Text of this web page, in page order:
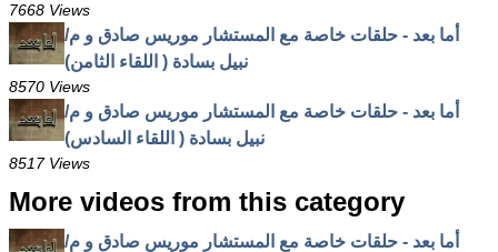
7668 Views
أما بعد - حلقات خاصة مع المستشار موريس صادق و م/
نبيل بسادة ( اللقاء الثامن)
8570 Views
أما بعد - حلقات خاصة مع المستشار موريس صادق و م/
نبيل بسادة ( اللقاء السادس)
8517 Views
More videos from this category
أما بعد - حلقات خاصة مع المستشار موريس صادق و م/